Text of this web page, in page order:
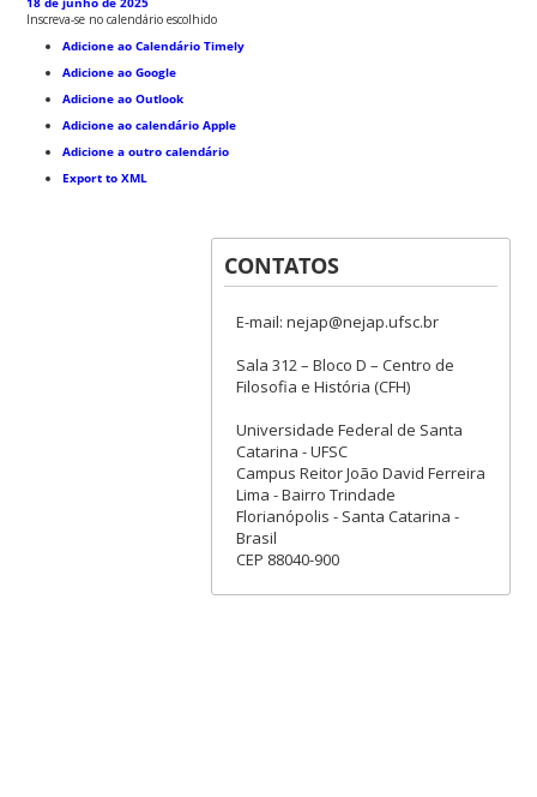
Inscreva-se no calendário escolhido
Adicione ao Calendário Timely
Adicione ao Google
Adicione ao Outlook
Adicione ao calendário Apple
Adicione a outro calendário
Export to XML
CONTATOS
E-mail: nejap@nejap.ufsc.br
Sala 312 – Bloco D – Centro de
Filosofia e História (CFH)
Universidade Federal de Santa
Catarina - UFSC
Campus Reitor João David Ferreira
Lima - Bairro Trindade
Florianópolis - Santa Catarina -
Brasil
CEP 88040-900